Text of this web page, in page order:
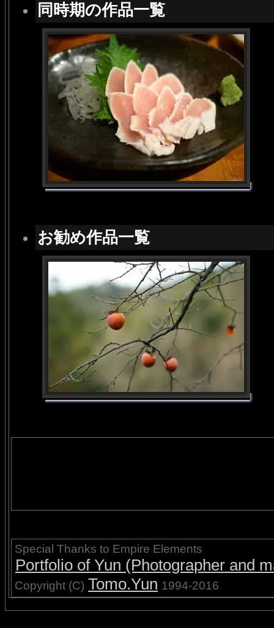
同時期の作品一覧
お勧め作品一覧
Special Thanks to Empire Elements
Portfolio of Yun (Photographer and
Copyright (C) Tomo.Yun 1994-2016